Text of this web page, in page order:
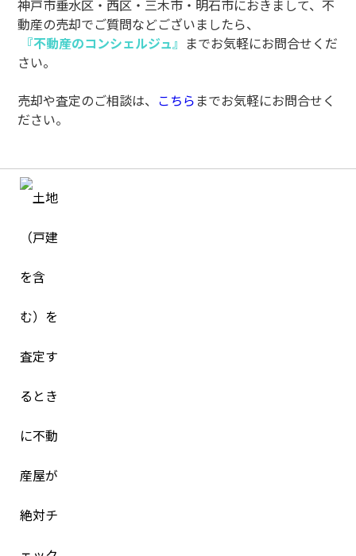
神戸市垂水区・西区・三木市・明石市におきまして、不
動産の売却でご質問などございましたら、
『不動産のコンシェルジュ』 までお気軽にお問合せくだ
さい。
売却や査定のご相談は、 こちら までお気軽にお問合せく
ださい。